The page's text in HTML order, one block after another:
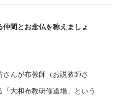
仲間とお念仏を称えましょ
んが布教師（お説教師さ
大和布教研修道場」という